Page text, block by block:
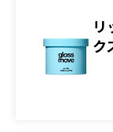
リ
ク